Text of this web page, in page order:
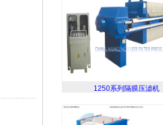
1250系列隔膜压滤机